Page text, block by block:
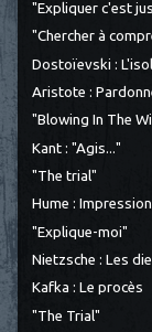
"Expliquer c'est
"Chercher à
Dostoïevski :
Aristote :
"Blowing In The
Kant : "Agis..."
"The trial"
Hume :
"Explique-moi"
Nietzsche : Les
Kafka : Le procès
"The Trial"